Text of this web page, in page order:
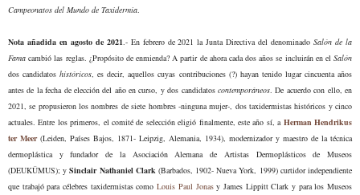
Campeonatos del Mundo de Taxidermia
Nota añadida en agosto de 2021 .- En febrero de 2021 la Junta Directiva del denominadoSalón de la
Fama cambió las reglas. ¿Propósito de enmienda? A partir de ahora cada dos añosse incluirán en elSalón
dos candidatoshistóricos , es decir, aquellos cuyas contribuciones (?) hayan tenido lugar cincuenta años
antes de la fecha de elección del año en curso, y dos candidatoscontemporáneos . De acuerdo con ello, en
2021, se propusieron los nombres de siete hombres -ninguna mujer-, dos taxidermistas históricos y cinco
actuales. Entre los primeros, el comité de selección eligió finalmente, este año sí, a Herman Hendrikus
ter Meer(Leiden, Países Bajos, 1871- Leipzig, Alemania, 1934), modernizador y maestro de la técnica
dermoplástica y fundador de la Asociación Alemana de Artistas Dermoplásticos de Museos
(DEUKÜMUS); ySinclair Nathaniel Clark (Barbados, 1902- Nueva York, 1999) curtidor independiente
que trabajó para célebres taxidermistas comoLouis Paul Jonasy James Lippitt Clark y para los Museos